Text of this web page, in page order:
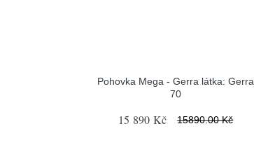
Pohovka Mega - Gerra látka: Gerra
70
15 890 Kč 15890.00 Kč